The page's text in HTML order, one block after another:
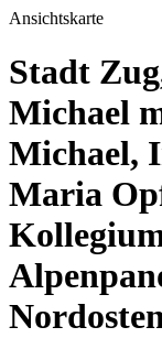
Ansichtskarte
Stadt
Michael
Michael,
Maria